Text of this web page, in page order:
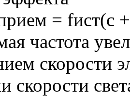
= fист(с
частота
скорости
скорости